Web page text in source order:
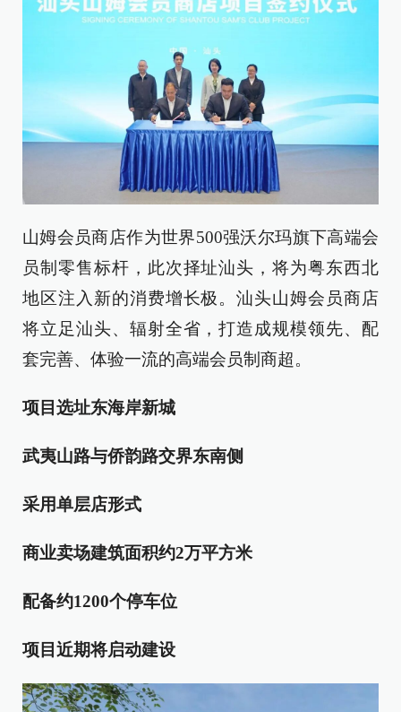
山姆会员商店作为世界500强沃尔玛旗下高端会
员制零售标杆，此次择址汕头，将为粤东西北
地区注入新的消费增长极。汕头山姆会员商店
将立足汕头、辐射全省，打造成规模领先、配
套完善、体验一流的高端会员制商超。
项目选址东海岸新城
武夷山路与侨韵路交界东南侧
采用单层店形式
商业卖场建筑面积约2万平方米
配备约1200个停车位
项目近期将启动建设